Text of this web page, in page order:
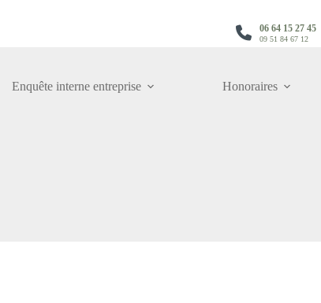
06 64 15 27 45
09 51 84 67 12
Enquête interne entreprise Honoraires